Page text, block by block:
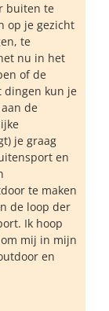
buiten te
op je gezicht
te
nu in het
of de
dingen kun je
de
je graag
en
te maken
de loop der
Ik hoop
mij in mijn
en